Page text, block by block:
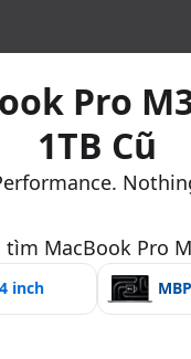
Pro
1TB Cũ
tìm MacBook Pro
inch